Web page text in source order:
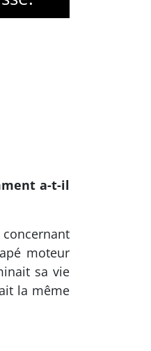
a-t-il
moteur
sa vie
la même